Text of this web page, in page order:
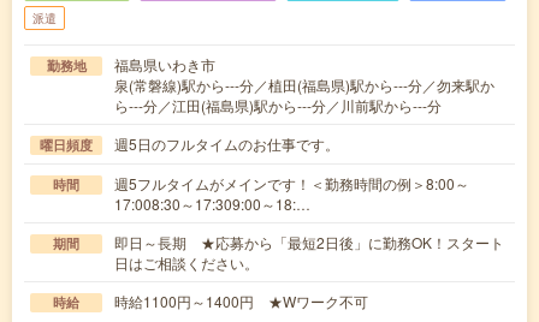
派遣
勤務地
福島県いわき市
泉(常磐線)駅から---分／植田(福島県)駅から---分／勿来駅か
ら---分／江田(福島県)駅から---分／川前駅から---分
曜日頻度 週5日のフルタイムのお仕事です。
時間
週5フルタイムがメインです！＜勤務時間の例＞8:00～
17:008:30～17:309:00～18:…
期間
即日～長期 ★応募から「最短2日後」に勤務OK！スタート
日はご相談ください。
時給 時給1100円～1400円 ★Wワーク不可